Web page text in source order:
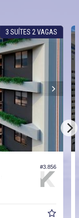
3 SUÍTES 2 VAGAS
#3.856